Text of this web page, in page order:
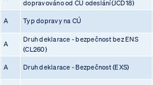
dopravováno od CÚ odeslání(JCD18)
A Typ dopravy na CÚ
A
Druh deklarace - bezpečnost bez ENS
(CL260)
A Druh deklarace - Bezpečnost (EXS)